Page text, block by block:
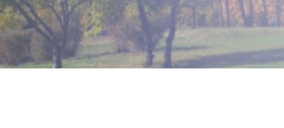
remove this text inline or in the module